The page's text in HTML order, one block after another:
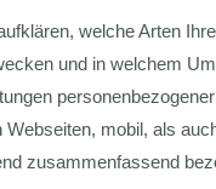
welche Arten
und in welchem
mobil, als
zusammenfassend